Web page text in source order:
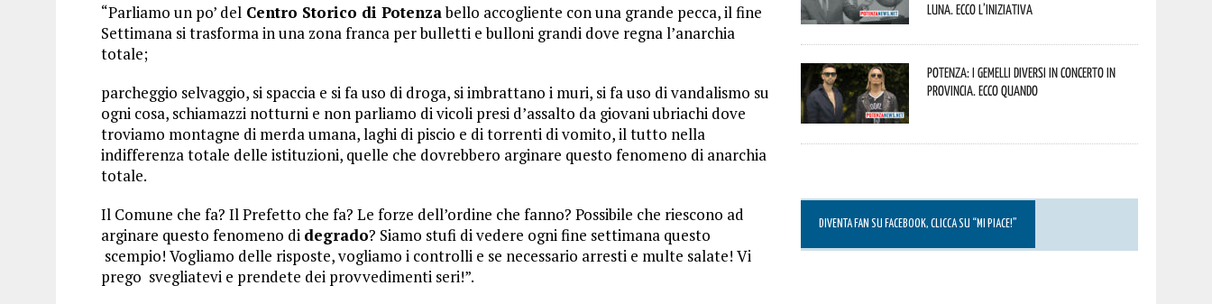
“Parliamo un po’ del Centro Storico di Potenzabello accogliente con una grande pecca, il fine
Settimana si trasforma in una zona franca per bulletti e bulloni grandi dove regna l’anarchia
totale;
parcheggio selvaggio, si spaccia e si fa uso di droga, si imbrattano i muri, si fa uso di vandalismo su
ogni cosa, schiamazzi notturni e non parliamo di vicoli presi d’assalto da giovani ubriachi dove
troviamo montagne di merda umana, laghi di piscio e di torrenti di vomito, il tutto nella
indifferenza totale delle istituzioni, quelle che dovrebbero arginare questo fenomeno di anarchia
totale.
Il Comune che fa? Il Prefetto che fa? Le forze dell’ordine che fanno? Possibile che riescono ad
arginare questo fenomeno di degrado? Siamo stufi di vedere ogni fine settimana questo
scempio! Vogliamo delle risposte, vogliamo i controlli e se necessario arresti e multe salate! Vi
prego svegliatevi e prendete dei provvedimenti seri!”.
Luna. Ecco l’iniziativa
Potenza: i Gemelli DiVersi in concerto in
provincia. Ecco quando
DIVENTA FAN SU FACEBOOK, CLICCA SU “MI PIACE!”